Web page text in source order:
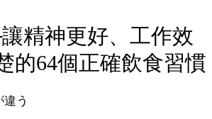
精神更好、工作效
的64個正確飲食習慣
う